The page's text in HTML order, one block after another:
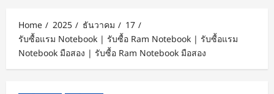
Home 2025 ธันวาคม
17
รับซื้อแรม Notebook | รับซื้อ Ram Notebook | รับซื้อแรม
Notebook มือสอง | รับซื้อ Ram Notebook มือสอง